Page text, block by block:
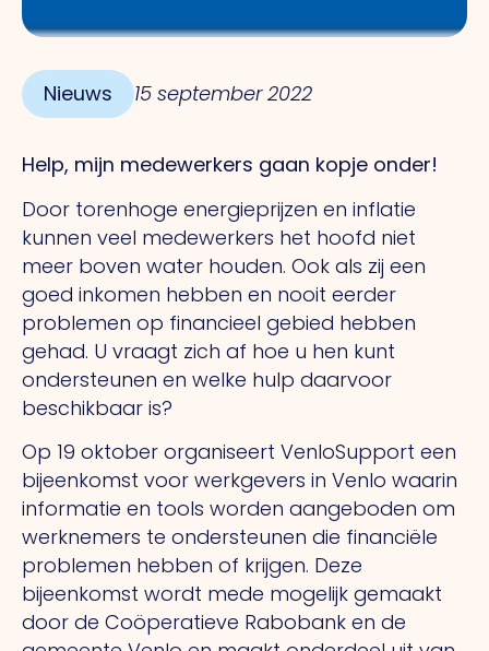
Nieuws 15 september 2022
Help, mijn medewerkers gaan kopje onder!
Door torenhoge energieprijzen en inflatie
kunnen veel medewerkers het hoofd niet
meer boven water houden. Ook als zij een
goed inkomen hebben en nooit eerder
problemen op financieel gebied hebben
gehad. U vraagt zich af hoe u hen kunt
ondersteunen en welke hulp daarvoor
beschikbaar is?
Op 19 oktober organiseert VenloSupport een
bijeenkomst voor werkgevers in Venlo waarin
informatie en tools worden aangeboden om
werknemers te ondersteunen die financiële
problemen hebben of krijgen. Deze
bijeenkomst wordt mede mogelijk gemaakt
door de Coöperatieve Rabobank en de